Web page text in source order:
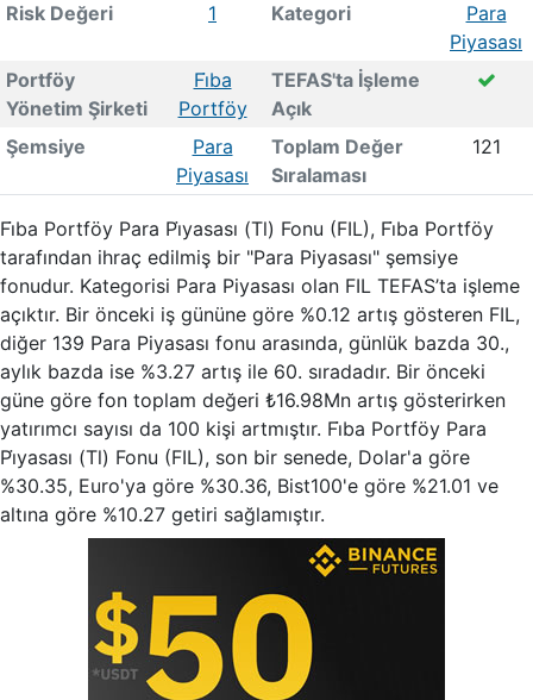
Risk Değeri 1 Kategori
Para
Piyasası
Portföy
Yönetim Şirketi
Fi̇ba
Portföy
TEFAS'ta İşleme
Açık
Şemsiye
Para
Piyasası
Toplam Değer
Sıralaması
121
Fi̇ba Portföy Para Pi̇yasası (Tl) Fonu (FIL), Fi̇ba Portföy
tarafından ihraç edilmiş bir "Para Piyasası" şemsiye
fonudur. Kategorisi Para Piyasası olan FIL TEFAS’ta işleme
açıktır. Bir önceki iş gününe göre %0.12 artış gösteren FIL,
diğer 139 Para Piyasası fonu arasında, günlük bazda 30.,
aylık bazda ise %3.27 artış ile 60. sıradadır. Bir önceki
güne göre fon toplam değeri ₺16.98Mn artış gösterirken
yatırımcı sayısı da 100 kişi artmıştır. Fi̇ba Portföy Para
Pi̇yasası (Tl) Fonu (FIL), son bir senede, Dolar'a göre
%30.35, Euro'ya göre %30.36, Bist100'e göre %21.01 ve
altına göre %10.27 getiri sağlamıştır.